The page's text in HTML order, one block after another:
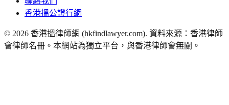
香港搵公證行網
© 2026 香港搵律師網 (hkfindlawyer.com). 資料來源：香港律師
會律師名冊。本網站為獨立平台，與香港律師會無關。